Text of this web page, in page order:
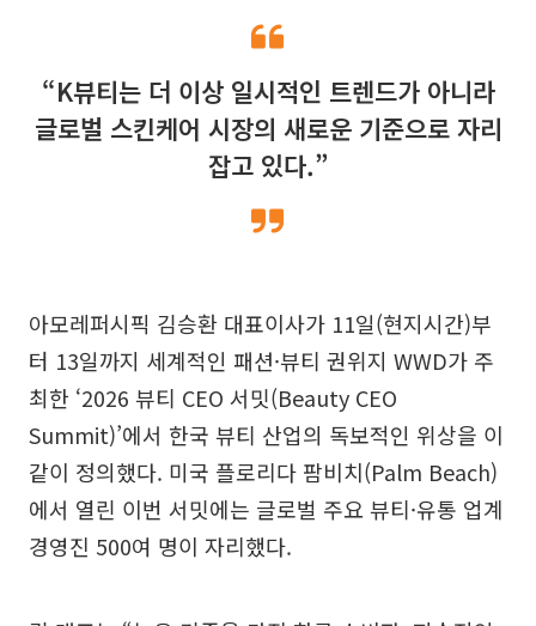
“K뷰티는 더 이상 일시적인 트렌드가 아니라
글로벌 스킨케어 시장의 새로운 기준으로 자리
잡고 있다.”
아모레퍼시픽 김승환 대표이사가 11일(현지시간)부
터 13일까지 세계적인 패션·뷰티 권위지 WWD가 주
최한 ‘2026 뷰티 CEO 서밋(Beauty CEO
Summit)’에서 한국 뷰티 산업의 독보적인 위상을 이
같이 정의했다. 미국 플로리다 팜비치(Palm Beach)
에서 열린 이번 서밋에는 글로벌 주요 뷰티·유통 업계
경영진 500여 명이 자리했다.